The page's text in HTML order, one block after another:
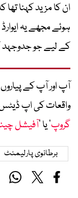
ان کا مزید کہنا
ہوئے مجھے یہ ایوارڈ
کے لیے جو جدوجہد
آپ اور آپ کے
واقعات کی اپ ڈیٹس
گروپ‘ یا ’آفیشل
برطانوی پارلیمنٹ